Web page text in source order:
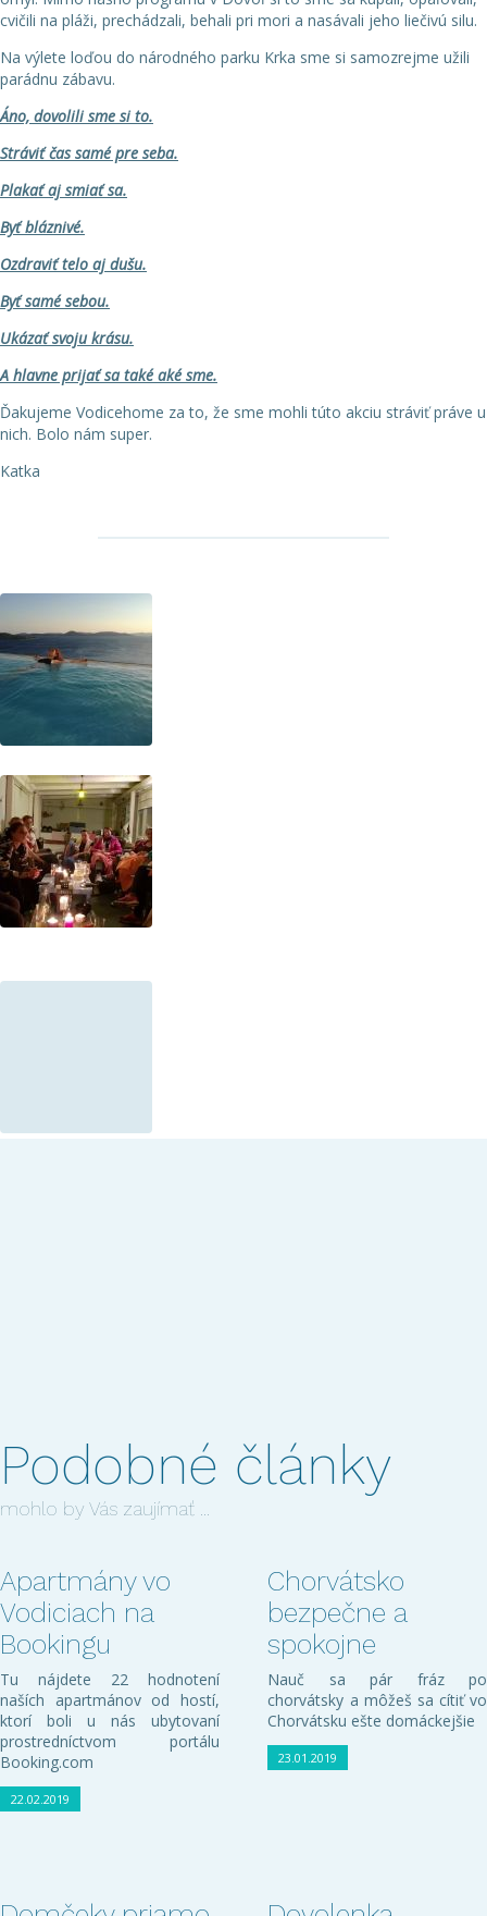
cvičili na pláži, prechádzali, behali pri mori a nasávali jeho liečivú silu.
Na výlete loďou do národného parku Krka sme si samozrejme užili
parádnu zábavu.
Áno, dovolili sme si to.
Stráviť čas samé pre seba.
Plakať aj smiať sa.
Byť bláznivé.
Ozdraviť telo aj dušu.
Byť samé sebou.
Ukázať svoju krásu.
A hlavne prijať sa také aké sme.
Ďakujeme Vodicehome za to, že sme mohli túto akciu stráviť práve u
nich. Bolo nám super.
Katka
Podobné články
mohlo by Vás zaujímať ...
Apartmány vo
Vodiciach na
Bookingu
Tu nájdete 22 hodnotení
naších apartmánov od hostí,
ktorí boli u nás ubytovaní
prostredníctvom portálu
Booking.com
22.02.2019
Chorvátsko
bezpečne a
spokojne
Nauč sa pár fráz po
chorvátsky a môžeš sa cítiť vo
Chorvátsku ešte domáckejšie
23.01.2019